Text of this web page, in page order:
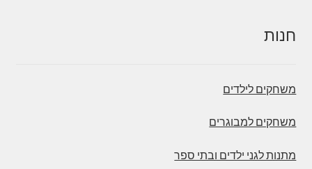
חנות
משחקים לילדים
משחקים למבוגרים
מתנות לגני ילדים ובתי ספר